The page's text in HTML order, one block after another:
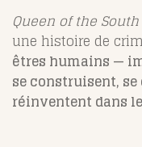
Queen of the South
une histoire de
êtres humains —
se construisent,
réinventent dans